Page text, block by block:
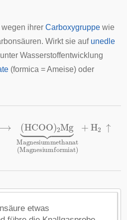
ihrer Carboxygruppe wie
Wirkt sie auf unedle
Wasserstoffentwicklung
(formica = Ameise) oder
ure(Ameisens ure)+ Mg
etwas